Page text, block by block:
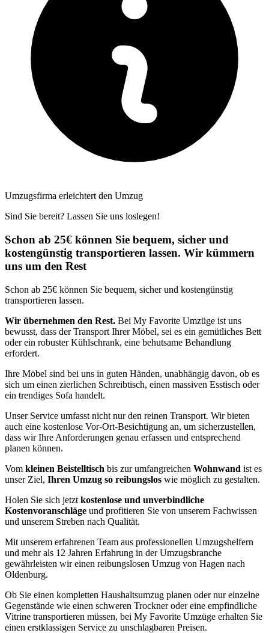
Umzugsfirma erleichtert den Umzug
Sind Sie bereit? Lassen Sie uns loslegen!
Schon ab 25€ können Sie bequem, sicher und
kostengünstig transportieren lassen. Wir kümmern
uns um den Rest
Schon ab 25€ können Sie bequem, sicher und kostengünstig
transportieren lassen.
Wir übernehmen den Rest. Bei My Favorite Umzüge ist uns
bewusst, dass der Transport Ihrer Möbel, sei es ein gemütliches Bett
oder ein robuster Kühlschrank, eine behutsame Behandlung
erfordert.
Ihre Möbel sind bei uns in guten Händen, unabhängig davon, ob es
sich um einen zierlichen Schreibtisch, einen massiven Esstisch oder
ein trendiges Sofa handelt.
Unser Service umfasst nicht nur den reinen Transport. Wir bieten
auch eine kostenlose Vor-Ort-Besichtigung an, um sicherzustellen,
dass wir Ihre Anforderungen genau erfassen und entsprechend
planen können.
Vom kleinen Beistelltisch bis zur umfangreichen Wohnwand ist es
unser Ziel, Ihren Umzug so reibungslos wie möglich zu gestalten.
Holen Sie sich jetzt kostenlose und unverbindliche
Kostenvoranschläge und profitieren Sie von unserem Fachwissen
und unserem Streben nach Qualität.
Mit unserem erfahrenen Team aus professionellen Umzugshelfern
und mehr als 12 Jahren Erfahrung in der Umzugsbranche
gewährleisten wir einen reibungslosen Umzug von Hagen nach
Oldenburg.
Ob Sie einen kompletten Haushaltsumzug planen oder nur einzelne
Gegenstände wie einen schweren Trockner oder eine empfindliche
Vitrine transportieren müssen, bei My Favorite Umzüge erhalten Sie
einen erstklassigen Service zu unschlagbaren Preisen.